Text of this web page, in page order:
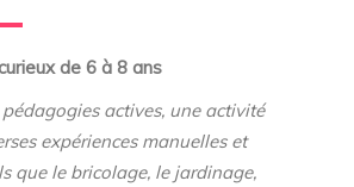
de 6 à 8 ans
actives, une activité
expériences manuelles et
que le bricolage, le jardinage,